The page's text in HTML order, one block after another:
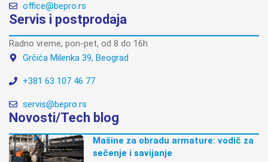
office@bepro.rs
Servis i postprodaja
Radno vreme, pon-pet, od 8 do 16h
Grčića Milenka 39, Beograd
+381 63 107 46 77
servis@bepro.rs
Novosti/Tech blog
Mašine za obradu armature: vodič za
sečenje i savijanje